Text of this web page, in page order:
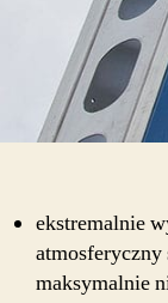
ekstremalnie
maksymalnie